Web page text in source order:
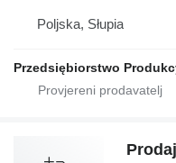
Poljska, Słupia